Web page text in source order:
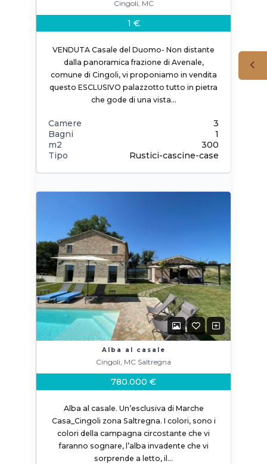
Cingoli, MC
1 €
VENDUTA Casale del Duomo- Non distante
dalla panoramica frazione di Avenale,
comune di Cingoli, vi proponiamo in vendita
questo ESCLUSIVO palazzotto tutto in pietra
che gode di una vista…
Camere
3
Bagni
1
m2
300
Tipo
Rustici-cascine-case
Alba al casale
Cingoli, MC Saltregna
780.000 €
Alba al casale. Un’esclusiva di Marche
Casa_Cingoli zona Saltregna. I colori, sono i
colori della campagna circostante che vi
faranno sognare, l’alba invadente che vi
sorprende a letto, il…